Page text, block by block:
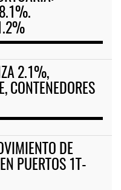
8.1%.
2.1%,
CONTENEDORES
DE
PUERTOS 1T-